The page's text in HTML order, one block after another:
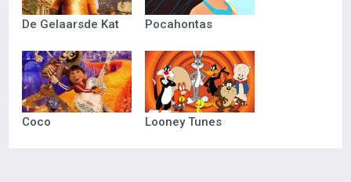
De Gelaarsde Kat Pocahontas
Coco Looney Tunes